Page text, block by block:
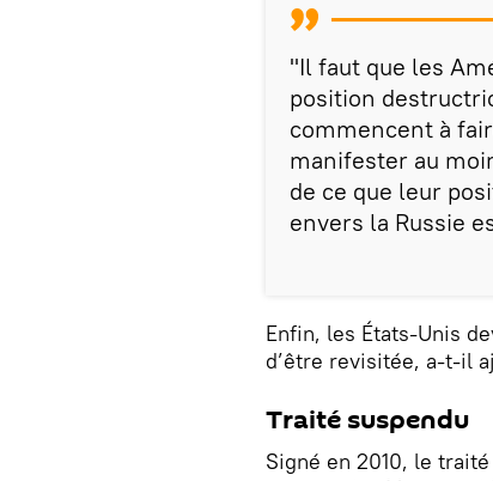
"Il faut que les
position
commencent à
manifester au
de ce que leur
envers la Russie
Enfin, les États-Unis
d’être revisitée, a-t-il
Traité suspendu
Signé en 2010, le